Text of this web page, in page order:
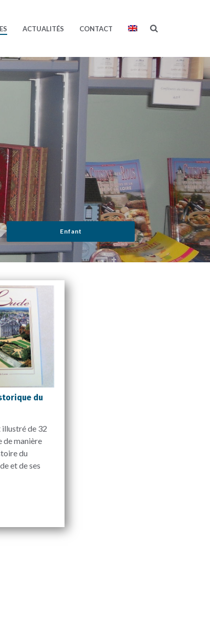
ACTUALITÉS CONTACT
Enfant
du
de 32
de manière
du
et de ses